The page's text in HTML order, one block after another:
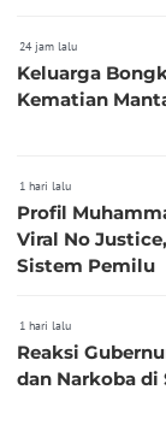
24 jam lalu
Keluarga
Kematian
1 hari lalu
Profil
Viral No
Sistem Pemilu
1 hari lalu
Reaksi Gubernur DKI Ada
dan Narkoba di